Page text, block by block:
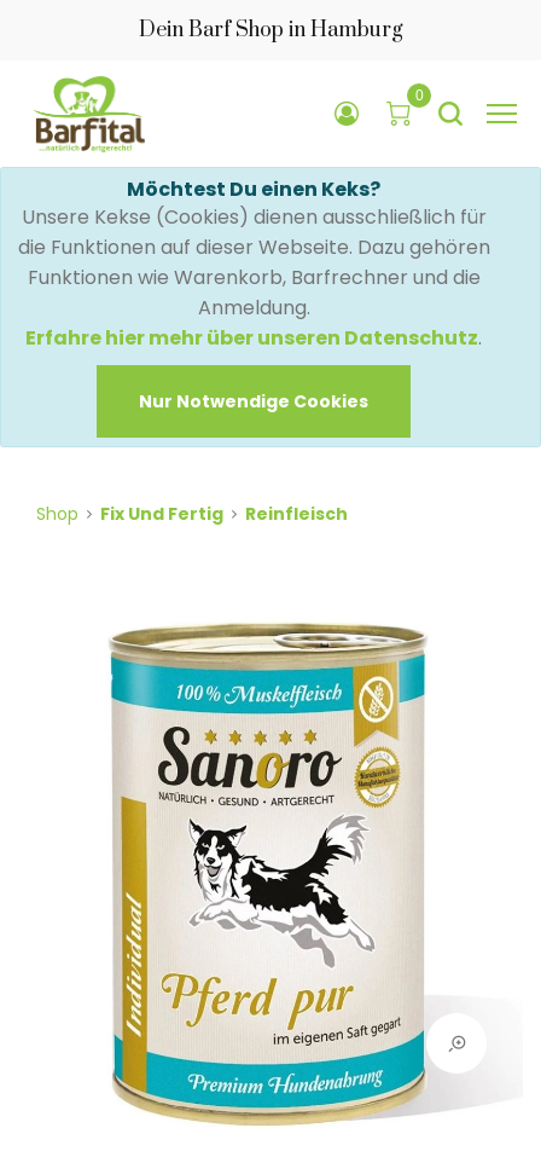
Dein Barf Shop in Hamburg
0
Möchtest Du einen Keks?
Unsere Kekse (Cookies) dienen ausschließlich für
die Funktionen auf dieser Webseite. Dazu gehören
Funktionen wie Warenkorb, Barfrechner und die
Anmeldung.
Erfahre hier mehr über unseren Datenschutz.
Nur Notwendige Cookies
Shop Fix Und Fertig Reinfleisch